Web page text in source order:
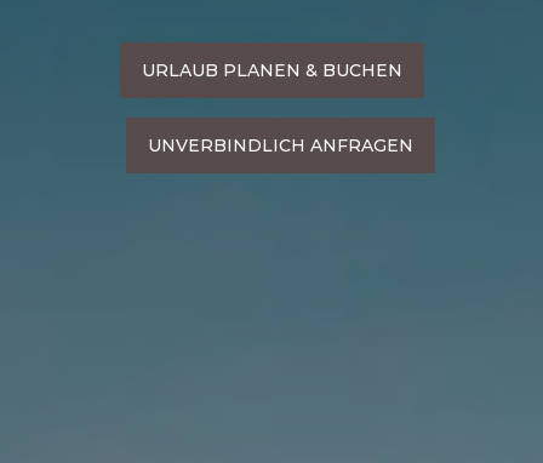
URLAUB PLANEN & BUCHEN
UNVERBINDLICH ANFRAGEN